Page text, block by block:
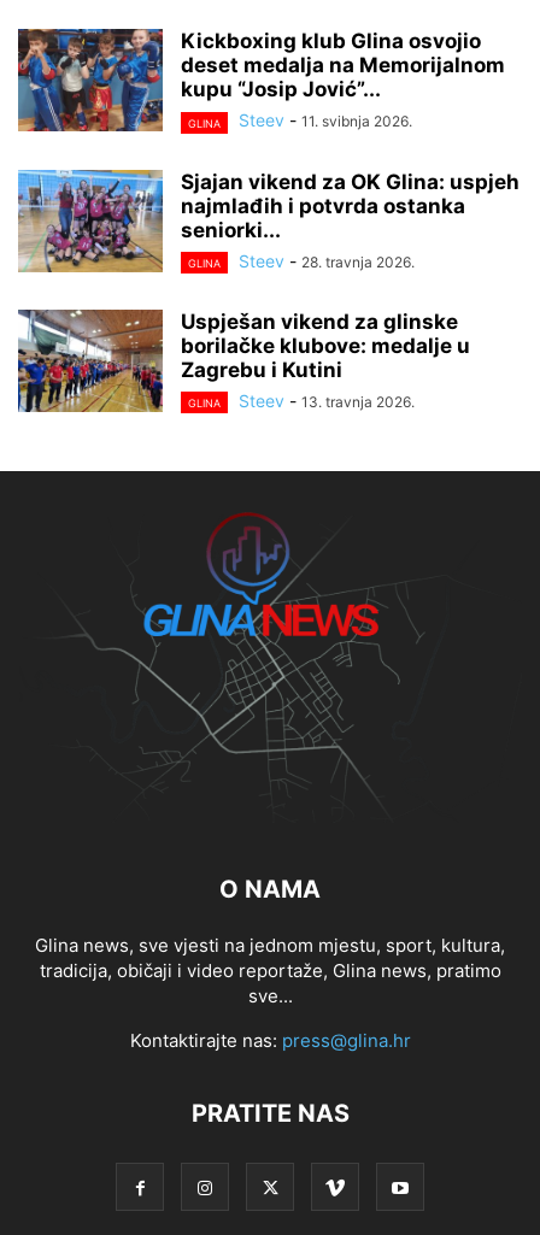
Kickboxing klub Glina osvojio
deset medalja na Memorijalnom
kupu “Josip Jović”...
GLINA Steev - 11. svibnja 2026.
Sjajan vikend za OK Glina: uspjeh
najmlađih i potvrda ostanka
seniorki...
GLINA Steev - 28. travnja 2026.
Uspješan vikend za glinske
borilačke klubove: medalje u
Zagrebu i Kutini
GLINA Steev - 13. travnja 2026.
O NAMA
Glina news, sve vjesti na jednom mjestu, sport, kultura,
tradicija, običaji i video reportaže, Glina news, pratimo
sve...
Kontaktirajte nas: press@glina.hr
PRATITE NAS